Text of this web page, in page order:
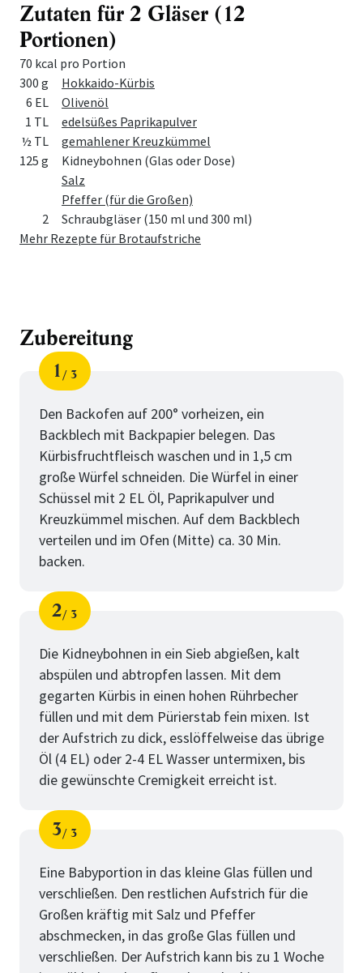
Zutaten für 2 Gläser (12
Portionen)
70 kcal pro Portion
Menge
Zutat
300 g
Hokkaido-Kürbis
6 EL
Olivenöl
1 TL
edelsüßes Paprikapulver
½ TL
gemahlener Kreuzkümmel
125 g
Kidneybohnen (Glas oder Dose)
Salz
Pfeffer (für die Großen)
2
Schraubgläser (150 ml und 300 ml)
Mehr Rezepte für Brotaufstriche
Zubereitung
Schritt
1
von
3
Den Backofen auf 200° vorheizen, ein
Backblech mit Backpapier belegen. Das
Kürbisfruchtfleisch waschen und in 1,5 cm
große Würfel schneiden. Die Würfel in einer
Schüssel mit 2 EL Öl, Paprikapulver und
Kreuzkümmel mischen. Auf dem Backblech
verteilen und im Ofen (Mitte) ca. 30 Min.
backen.
Schritt
2
von
3
Die Kidneybohnen in ein Sieb abgießen, kalt
abspülen und abtropfen lassen. Mit dem
gegarten Kürbis in einen hohen Rührbecher
füllen und mit dem Pürierstab fein mixen. Ist
der Aufstrich zu dick, esslöffelweise das übrige
Öl (4 EL) oder 2-4 EL Wasser untermixen, bis
die gewünschte Cremigkeit erreicht ist.
Schritt
3
von
3
Eine Babyportion in das kleine Glas füllen und
verschließen. Den restlichen Aufstrich für die
Großen kräftig mit Salz und Pfeffer
abschmecken, in das große Glas füllen und
verschließen. Der Aufstrich kann bis zu 1 Woche